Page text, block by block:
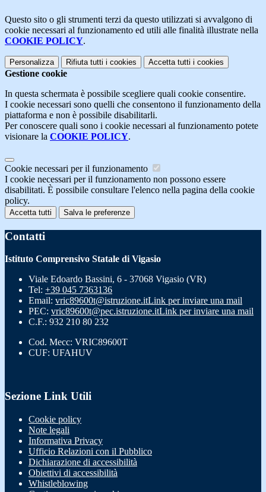
Questo sito o gli strumenti terzi da questo utilizzati si avvalgono di
cookie necessari al funzionamento ed utili alle finalità illustrate nella
COOKIE POLICY.
Personalizza Rifiuta tutti i cookies Accetta tutti i cookies
Gestione cookie
In questa schermata è possibile scegliere quali cookie consentire.
I cookie necessari sono quelli che consentono il funzionamento della
piattaforma e non è possibile disabilitarli.
Per conoscere quali sono i cookie necessari al funzionamento potete
visionare la COOKIE POLICY.
Cookie necessari per il funzionamento
I cookie necessari per il funzionamento non possono essere
disabilitati. È possibile consultare l'elenco nella pagina della cookie
policy.
Accetta tutti Salva le preferenze
Contatti
Istituto Comprensivo Statale di Vigasio
Viale Edoardo Bassini, 6 - 37068 Vigasio (VR)
Tel: +39 045 7363136
Email: vric89600t@istruzione.itLink per inviare una mail
PEC: vric89600t@pec.istruzione.itLink per inviare una mail
C.F.: 932 210 80 232
Cod. Mecc: VRIC89600T
CUF: UFAHUV
Sezione Link Utili
Cookie policy
Note legali
Informativa Privacy
Ufficio Relazioni con il Pubblico
Dichiarazione di accessibilità
Obiettivi di accessibilità
Whistleblowing